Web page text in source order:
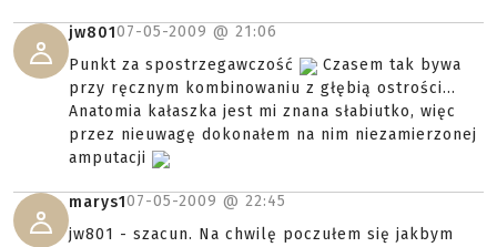
jw80107-05-2009 @ 21:06
Punkt za spostrzegawczość
Czasem tak bywa
przy ręcznym kombinowaniu z głębią ostrości...
Anatomia kałaszka jest mi znana słabiutko, więc
przez nieuwagę dokonałem na nim niezamierzonej
amputacji
marys107-05-2009 @ 22:45
jw801 - szacun. Na chwilę poczułem się jakbym